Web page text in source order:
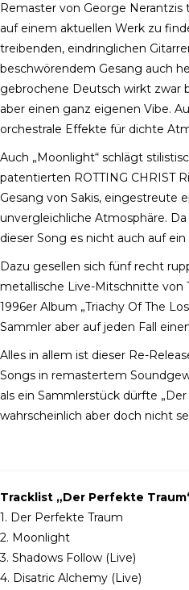
Remaster von George Nerantzis
auf einem aktuellen Werk zu
treibenden, eindringlichen
beschwörendem Gesang auch
gebrochene Deutsch wirkt zwar
aber einen ganz eigenen Vibe.
orchestrale Effekte für dichte
Auch „Moonlight“ schlägt
patentierten ROTTING CHRIST
Gesang von Sakis, eingestreute
unvergleichliche Atmosphäre.
dieser Song es nicht auch auf
Dazu gesellen sich fünf recht
metallische Live-Mitschnitte von
1996er Album „Triachy Of The
Sammler aber auf jeden Fall
Alles in allem ist dieser Re-
Songs in remastertem
als ein Sammlerstück dürfte
wahrscheinlich aber doch nicht
Tracklist „Der Perfekte
1. Der Perfekte Traum
2. Moonlight
3. Shadows Follow (Live)
4. Disatric Alchemy (Live)